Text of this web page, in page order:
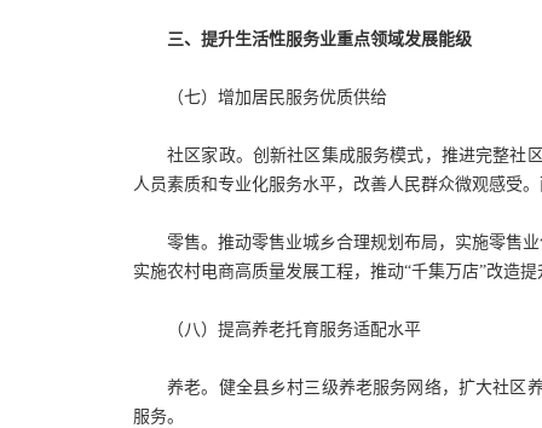
三、提升生活性服务业重点领域发展能级
（七）增加居民服务优质供给
社区家政。创新社区集成服务模式，推进完整社
人员素质和专业化服务水平，改善人民群众微观感受
零售。推动零售业城乡合理规划布局，实施零售
实施农村电商高质量发展工程，推动“千集万店”改造提
（八）提高养老托育服务适配水平
养老。健全县乡村三级养老服务网络，扩大社区
服务。